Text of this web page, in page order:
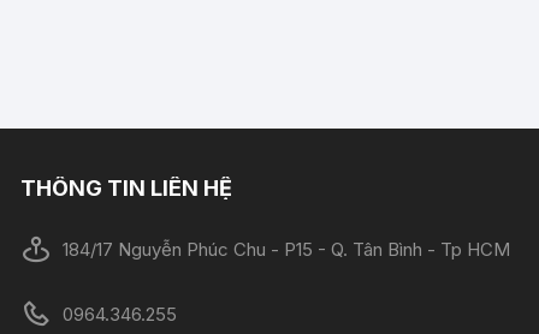
THÔNG TIN LIÊN HỆ
184/17 Nguyễn Phúc Chu - P15 - Q. Tân Bình - Tp HCM
0964.346.255